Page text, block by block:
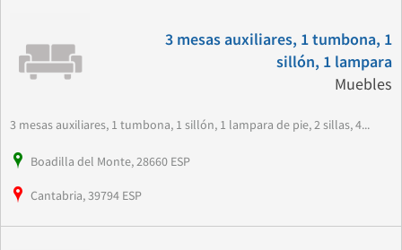
3 mesas auxiliares, 1 tumbona, 1
sillón, 1 lampara
Muebles
3 mesas auxiliares, 1 tumbona, 1 sillón, 1 lampara de pie, 2 sillas, 4...
Boadilla del Monte, 28660 ESP
Cantabria, 39794 ESP